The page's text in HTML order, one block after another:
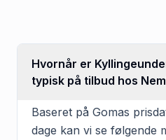
Hvornår er
typisk på tilbud hos
Baseret på Gomas
dage kan vi se følgende